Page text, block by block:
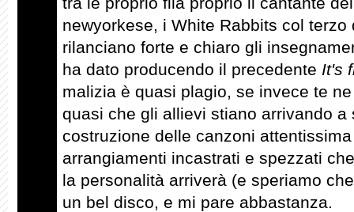
newyorkese, i White Rabbits col
rilanciano forte e chiaro gli
ha dato producendo il precedente It's
malizia è quasi plagio, se invece te
quasi che gli allievi stiano arrivando
costruzione delle canzoni
arrangiamenti incastrati e spezzati
la personalità arriverà (e speriamo
un bel disco, e mi pare abbastanza.